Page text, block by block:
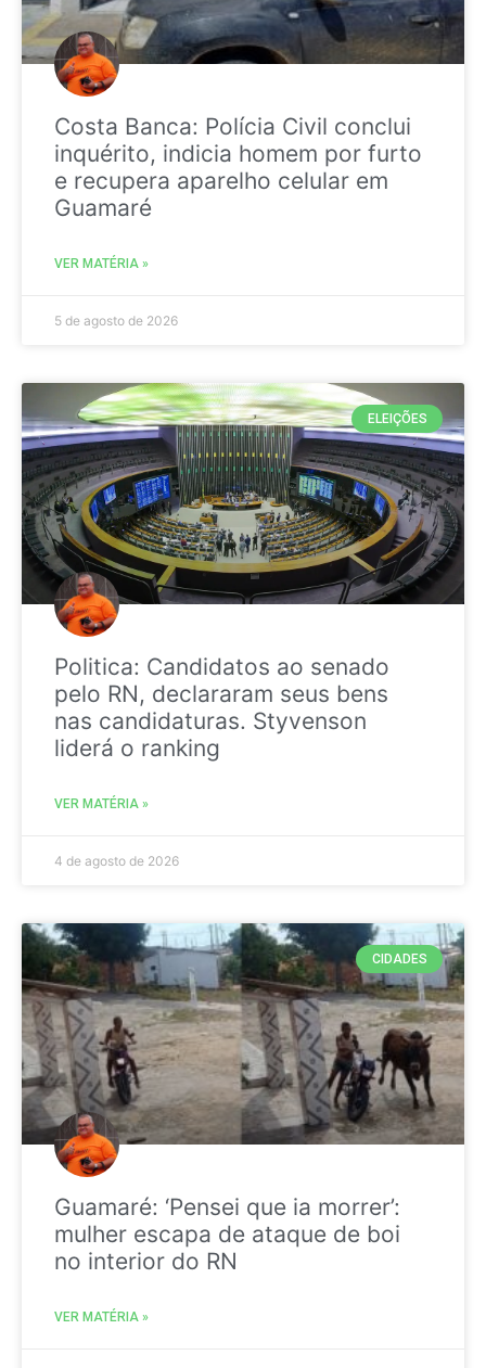
Costa Banca: Polícia Civil conclui
inquérito, indicia homem por furto
e recupera aparelho celular em
Guamaré
VER MATÉRIA »
5 de agosto de 2026
ELEIÇÕES
Politica: Candidatos ao senado
pelo RN, declararam seus bens
nas candidaturas. Styvenson
liderá o ranking
VER MATÉRIA »
4 de agosto de 2026
CIDADES
Guamaré: ‘Pensei que ia morrer’:
mulher escapa de ataque de boi
no interior do RN
VER MATÉRIA »